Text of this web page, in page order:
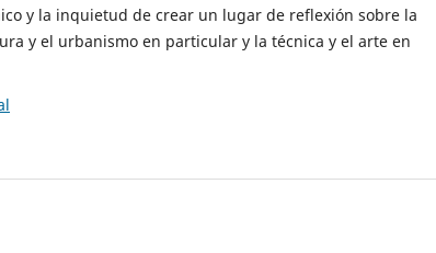
y la inquietud de crear un lugar de reflexión sobre la
y el urbanismo en particular y la técnica y el arte en